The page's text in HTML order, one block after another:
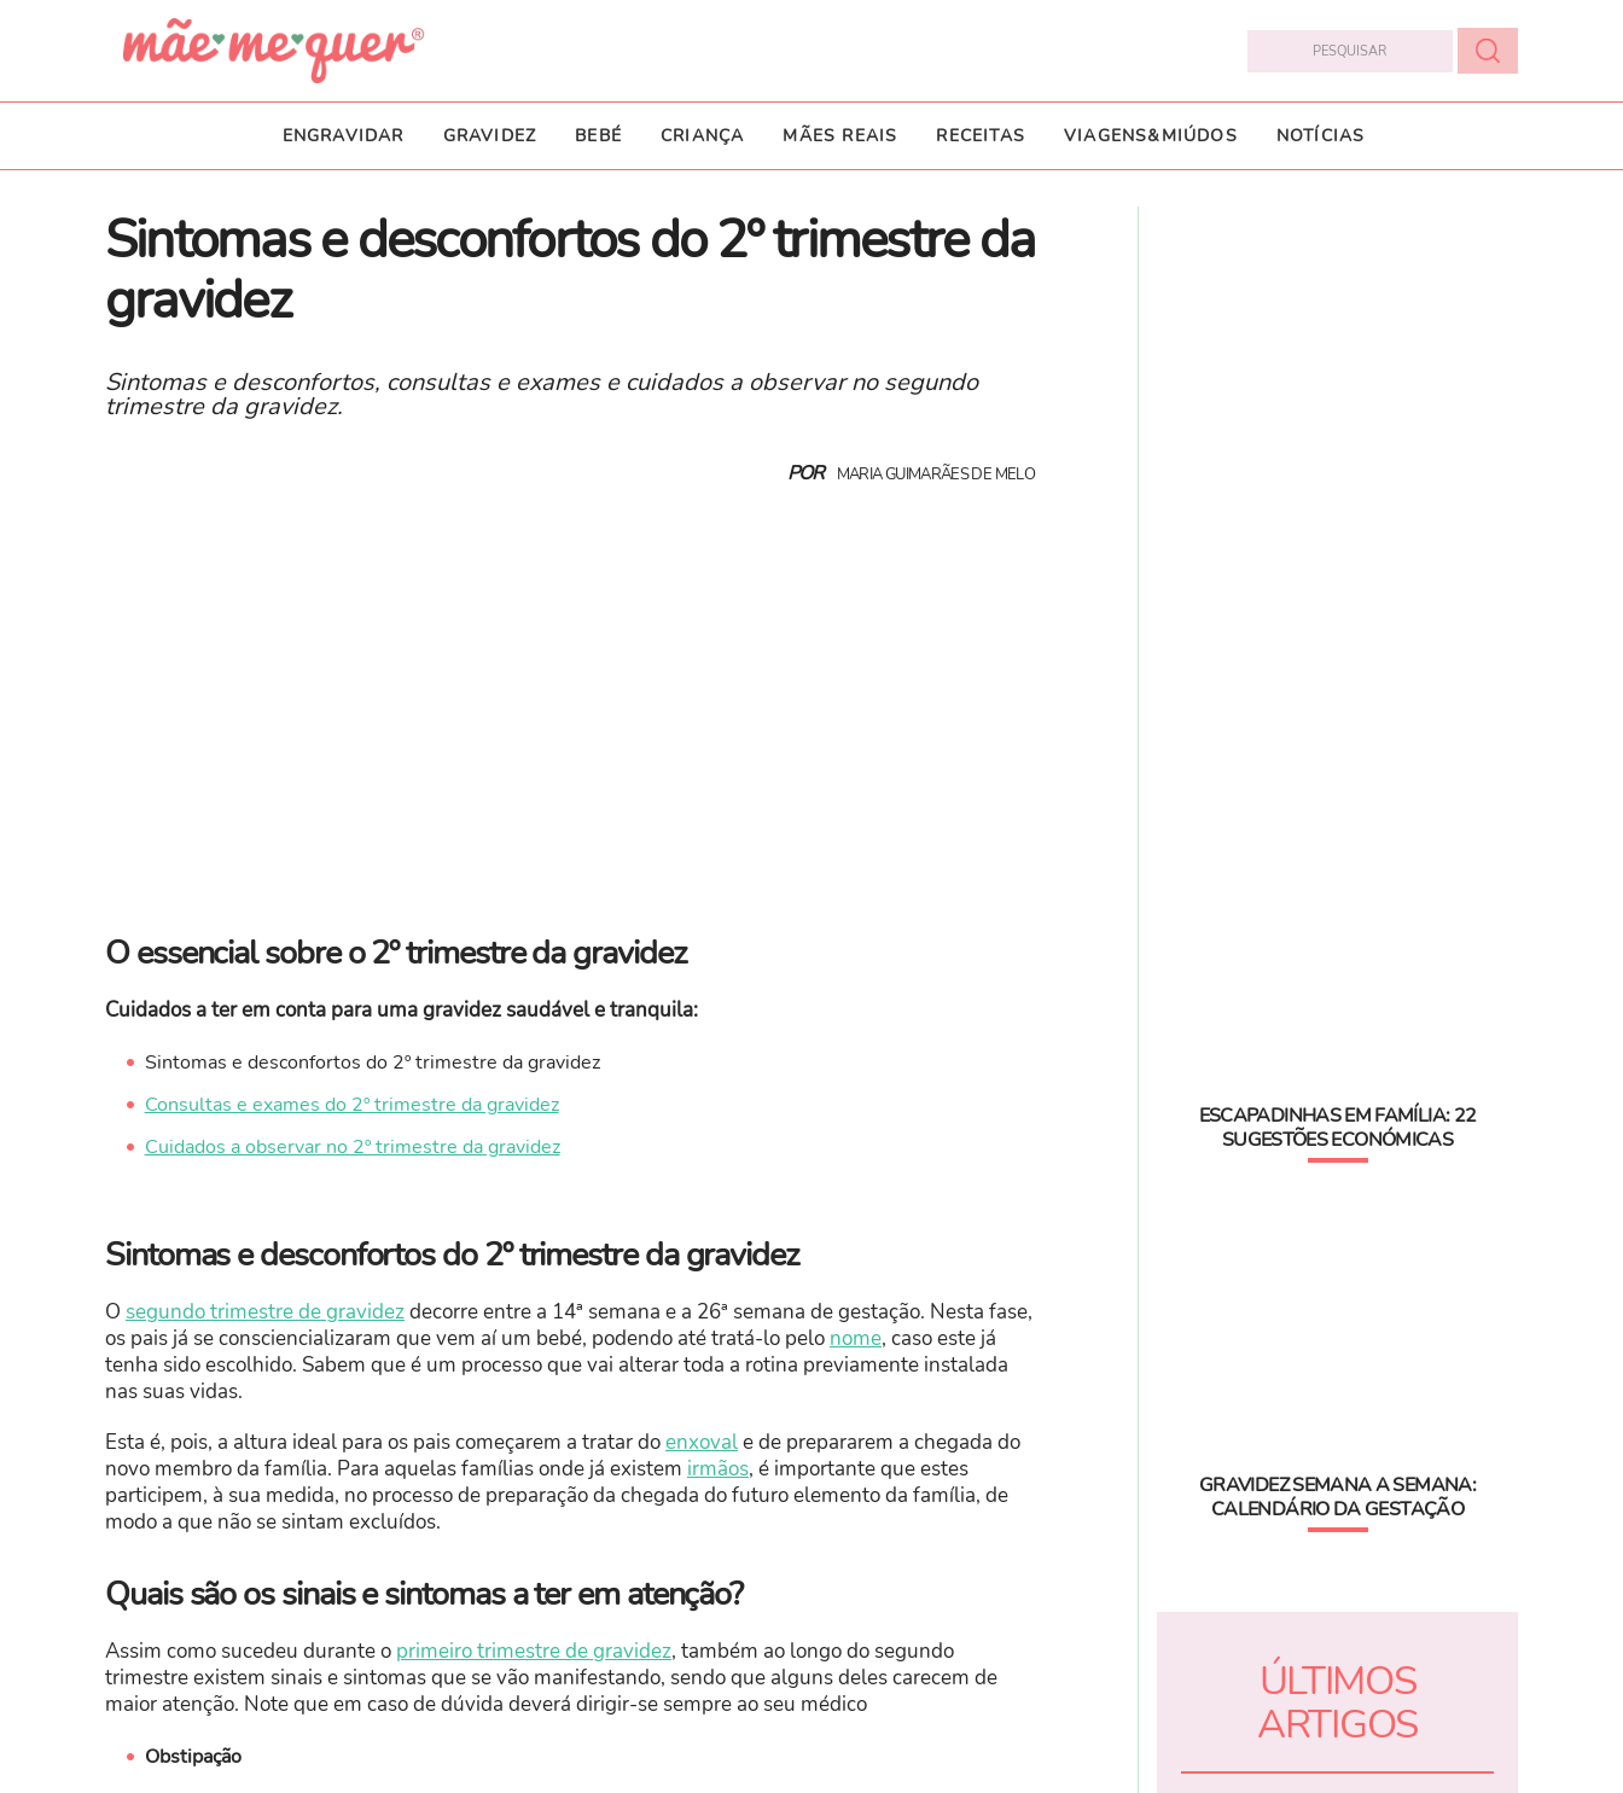
ENGRAVIDAR GRAVIDEZ BEBÉ CRIANÇA MÃES REAIS RECEITAS VIAGENS&MIÚDOS NOTÍCIAS
Sintomas e desconfortos do 2º trimestre da
gravidez
Sintomas e desconfortos, consultas e exames e cuidados a observar no segundo
trimestre da gravidez.
POR MARIA GUIMARÃES DE MELO
O essencial sobre o 2º trimestre da gravidez
Cuidados a ter em conta para uma gravidez saudável e tranquila:
Sintomas e desconfortos do 2º trimestre da gravidez
Consultas e exames do 2º trimestre da gravidez
Cuidados a observar no 2º trimestre da gravidez
Sintomas e desconfortos do 2º trimestre da gravidez
O segundo trimestre de gravidezdecorre entre a 14ª semana e a 26ª semana de gestação. Nesta fase,
os pais já se consciencializaram que vem aí um bebé, podendo até tratá-lo pelo nome, caso este já
tenha sido escolhido. Sabem que é um processo que vai alterar toda a rotina previamente instalada
nas suas vidas.
Esta é, pois, a altura ideal para os pais começarem a tratar doenxovale de prepararem a chegada do
novo membro da família. Para aquelas famílias onde já existem irmãos, é importante que estes
participem, à sua medida, no processo de preparação da chegada do futuro elemento da família, de
modo a que não se sintam excluídos.
Quais são os sinais e sintomas a ter em atenção?
Assim como sucedeu durante o primeiro trimestre de gravidez, também ao longo do segundo
trimestre existem sinais e sintomas que se vão manifestando, sendo que alguns deles carecem de
maior atenção. Note que em caso de dúvida deverá dirigir-se sempre ao seu médico
Obstipação
ESCAPADINHAS EM FAMÍLIA: 22
SUGESTÕES ECONÓMICAS
GRAVIDEZ SEMANA A SEMANA:
CALENDÁRIO DA GESTAÇÃO
ÚLTIMOS
ARTIGOS